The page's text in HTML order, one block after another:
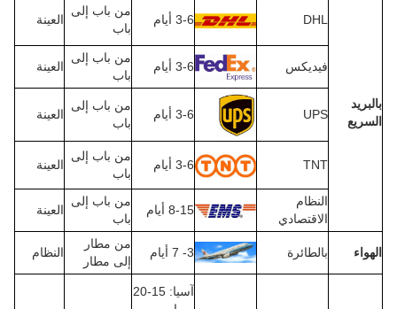
بالبريد
السريع
DHL 3-6 أيام
من باب إلى
باب
العينة
فيديكس 3-6 أيام
من باب إلى
باب
العينة
UPS 3-6 أيام
من باب إلى
باب
العينة
TNT 3-6 أيام
من باب إلى
باب
العينة
النظام
الاقتصادي
8-15 أيام
من باب إلى
باب
العينة
الهواء بالطائرة 3- 7 أيام
من مطار
إلى مطار
النظام
آسيا: 15-20